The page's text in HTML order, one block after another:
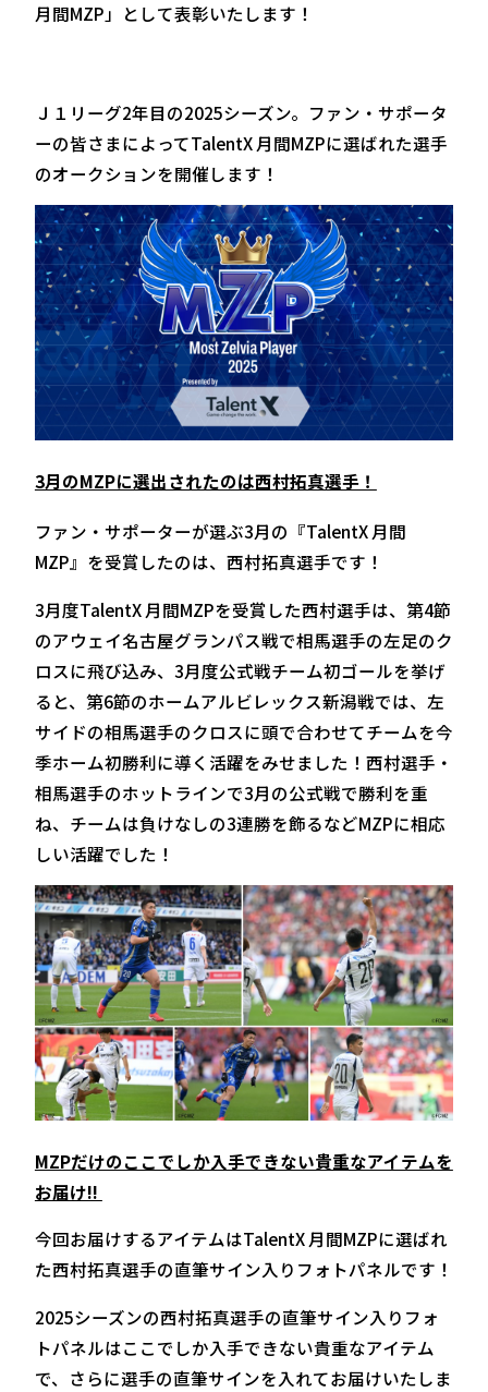
月間MZP」として表彰いたします！
Ｊ１リーグ2年目の2025シーズン。ファン・サポータ
ーの皆さまによってTalentX 月間MZPに選ばれた選手
のオークションを開催します！
3月のMZPに選出されたのは西村拓真選手！
ファン・サポーターが選ぶ3月の『TalentX 月間
MZP』を受賞したのは、西村拓真選手です！
3月度TalentX 月間MZPを受賞した西村選手は、第4節
のアウェイ名古屋グランパス戦で相馬選手の左足のク
ロスに飛び込み、3月度公式戦チーム初ゴールを挙げ
ると、第6節のホームアルビレックス新潟戦では、左
サイドの相馬選手のクロスに頭で合わせてチームを今
季ホーム初勝利に導く活躍をみせました！西村選手・
相馬選手のホットラインで3月の公式戦で勝利を重
ね、チームは負けなしの3連勝を飾るなどMZPに相応
しい活躍でした！
MZPだけのここでしか入手できない貴重なアイテムを
お届け!!
今回お届けするアイテムはTalentX 月間MZPに選ばれ
た西村拓真選手の直筆サイン入りフォトパネルです！
2025シーズンの西村拓真選手の直筆サイン入りフォ
トパネルはここでしか入手できない貴重なアイテム
で、さらに選手の直筆サインを入れてお届けいたしま